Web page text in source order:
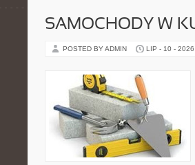
SAMOCHODY W
POSTED BY ADMIN LIP - 10 - 2026